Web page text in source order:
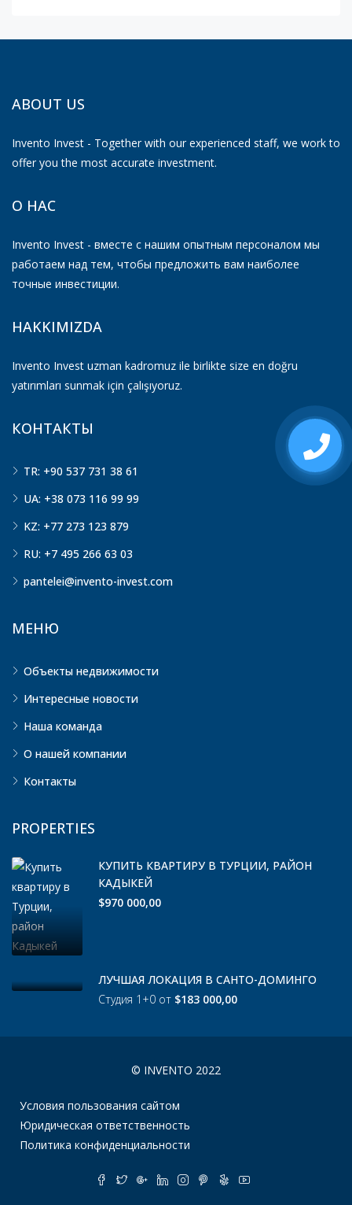
ABOUT US
Invento Invest - Together with our experienced staff, we work to
offer you the most accurate investment.
О НАС
Invento Invest - вместе с нашим опытным персоналом мы
работаем над тем, чтобы предложить вам наиболее
точные инвестиции.
HAKKIMIZDA
Invento Invest uzman kadromuz ile birlikte size en doğru
yatırımları sunmak için çalışıyoruz.
КОНТАКТЫ
TR: +90 537 731 38 61
UA: +38 073 116 99 99
KZ: +77 273 123 879
RU: +7 495 266 63 03
pantelei@invento-invest.com
МЕНЮ
Объекты недвижимости
Интересные новости
Наша команда
О нашей компании
Контакты
PROPERTIES
КУПИТЬ КВАРТИРУ В ТУРЦИИ, РАЙОН
КАДЫКЕЙ
$970 000,00
ЛУЧШАЯ ЛОКАЦИЯ В САНТО-ДОМИНГО
Студия 1+0 от $183 000,00
© INVENTO 2022
Условия пользования сайтом
Юридическая ответственность
Политика конфиденциальности